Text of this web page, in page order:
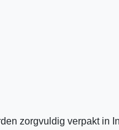
zorgvuldig verpakt in